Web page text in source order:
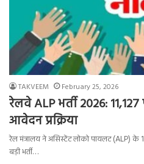
TAKVEEM February 25, 2026
रेलवे ALP भर्ती 2026:
आवेदन प्रक्रिया
रेल मंत्रालय ने असिस्टेंट लोको पायलट (ALP) के
बड़ी भर्ती…